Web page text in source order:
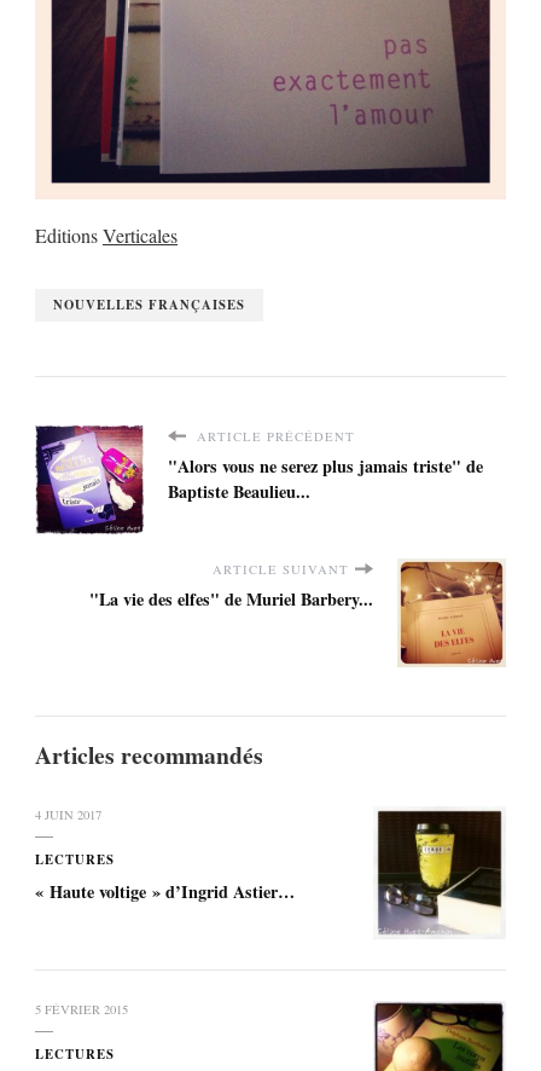
EditionsVerticales
NOUVELLES FRANÇAISES
ARTICLE PRÉCÉDENT
"Alors vous ne serez plus jamais triste" de
Baptiste Beaulieu...
ARTICLE SUIVANT
"La vie des elfes" de Muriel Barbery...
Articles recommandés
4 JUIN 2017
LECTURES
« Haute voltige » d’Ingrid Astier…
5 FÉVRIER 2015
LECTURES